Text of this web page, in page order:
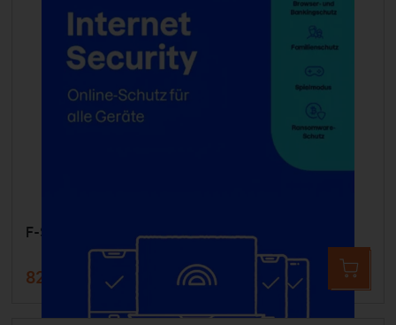
F-SECURE Internet Security - 10 Geräte 1 Jahr
82,99 € 100,00 €